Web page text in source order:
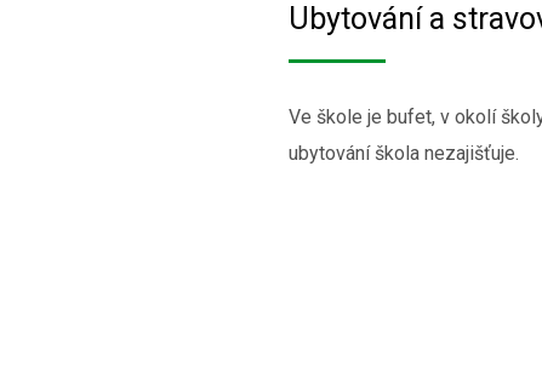
Ubytování a
Ve škole je bufet, v okolí
ubytování škola nezajišťuje.